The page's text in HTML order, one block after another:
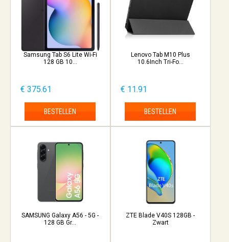
Samsung Tab S6 Lite Wi-Fi
128 GB 10...
€ 375.61
BESTELLEN
Lenovo Tab M10 Plus
10.6Inch Tri-Fo...
€ 11.91
BESTELLEN
SAMSUNG Galaxy A56 - 5G -
128 GB Gr...
ZTE Blade V40S 128GB -
Zwart